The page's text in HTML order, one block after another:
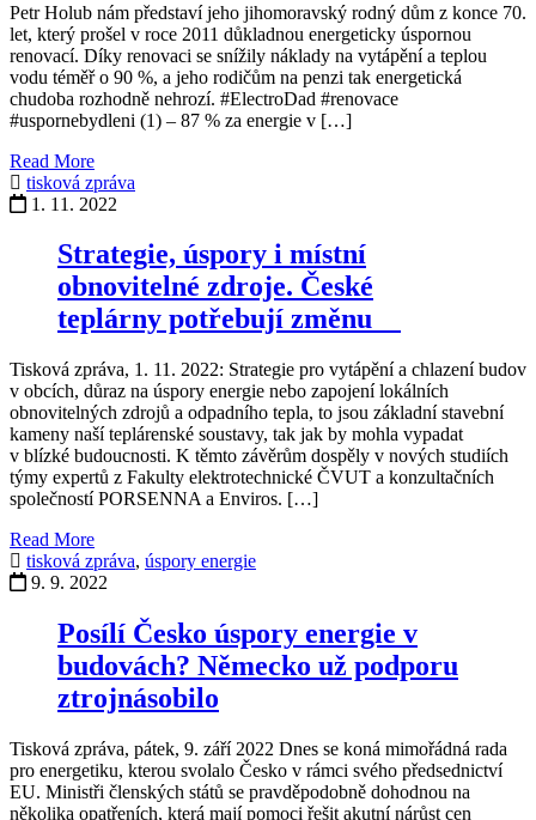
Petr Holub nám představí jeho jihomoravský rodný dům z konce 70.
let, který prošel v roce 2011 důkladnou energeticky úspornou
renovací. Díky renovaci se snížily náklady na vytápění a teplou
vodu téměř o 90 %, a jeho rodičům na penzi tak energetická
chudoba rozhodně nehrozí. #ElectroDad #renovace
#uspornebydleni (1) – 87 % za energie v […]
Read More
tisková zpráva
1. 11. 2022
Strategie, úspory i místní
obnovitelné zdroje. České
teplárny potřebují změnu
Tisková zpráva, 1. 11. 2022: Strategie pro vytápění a chlazení budov
v obcích, důraz na úspory energie nebo zapojení lokálních
obnovitelných zdrojů a odpadního tepla, to jsou základní stavební
kameny naší teplárenské soustavy, tak jak by mohla vypadat
v blízké budoucnosti. K těmto závěrům dospěly v nových studiích
týmy expertů z Fakulty elektrotechnické ČVUT a konzultačních
společností PORSENNA a Enviros. […]
Read More
tisková zpráva, úspory energie
9. 9. 2022
Posílí Česko úspory energie v
budovách? Německo už podporu
ztrojnásobilo
Tisková zpráva, pátek, 9. září 2022 Dnes se koná mimořádná rada
pro energetiku, kterou svolalo Česko v rámci svého předsednictví
EU. Ministři členských států se pravděpodobně dohodnou na
několika opatřeních, která mají pomoci řešit akutní nárůst cen